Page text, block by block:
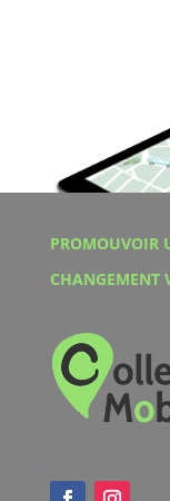
PROMOUVOIR
CHANGEMENT